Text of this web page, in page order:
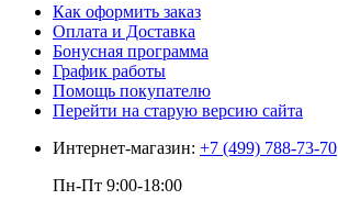
Как оформить заказ
Оплата и Доставка
Бонусная программа
График работы
Помощь покупателю
Перейти на старую версию сайта
Интернет-магазин: +7 (499) 788-73-70
Пн-Пт 9:00-18:00